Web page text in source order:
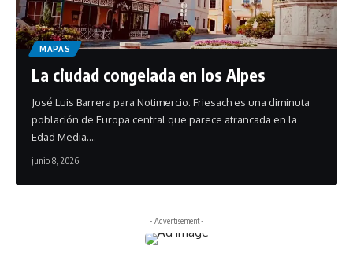
MAPAS
La ciudad congelada en los Alpes
José Luis Barrera para Notimercio. Friesach es una diminuta
población de Europa central que parece atrancada en la
Edad Media.…
junio 8, 2026
- Advertisement -